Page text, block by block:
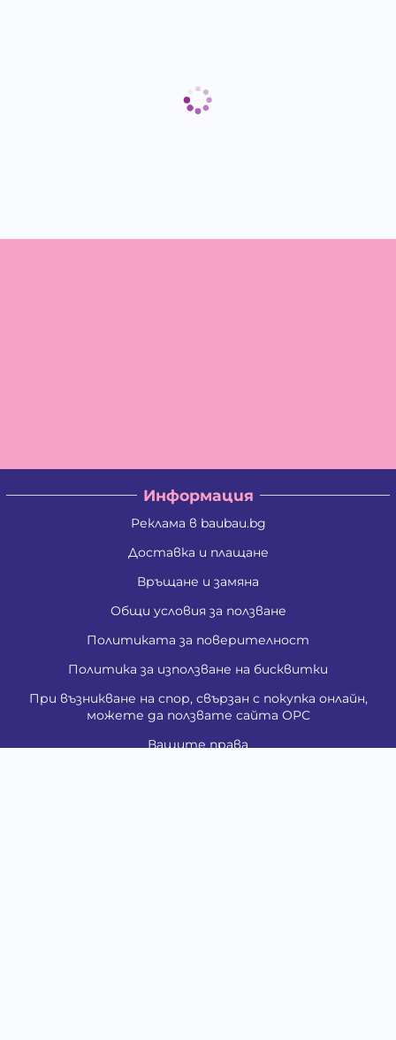
Информация
Реклама в baubau.bg
Доставка и плащане
Връщане и замяна
Общи условия за ползване
Политиката за поверителност
Политика за използване на бисквитки
При възникване на спор, свързан с покупка онлайн,
можете да ползвате сайта ОРС
Вашите права